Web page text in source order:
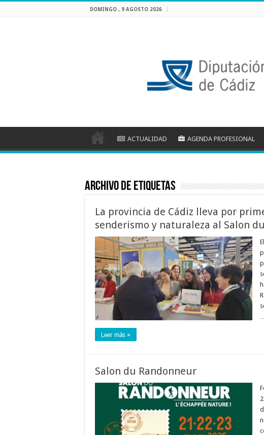
DOMINGO , 9 AGOSTO 2026
ACTUALIDAD AGENDA PROFESIONAL
Archivo de etiquetas
La provincia de Cádiz lleva por
senderismo y naturaleza al Salon
Leer más »
Salon du Randonneur